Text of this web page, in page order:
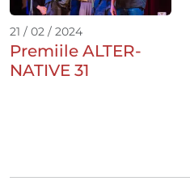
21 / 02 / 2024
Premiile ALTER-
NATIVE 31